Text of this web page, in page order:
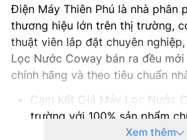
Điện Máy Thiên Phú là nhà phân
thương hiệu lớn trên thị trường,
thuật viên lắp đặt chuyên
Lọc Nước Coway bán ra đều
chính hãng và theo tiêu chuẩn
Cam kết Giá Máy Lọc Nước
trường với 100% sản phẩm
Thanh toán khi mua Máy Lọc
Xem thêm